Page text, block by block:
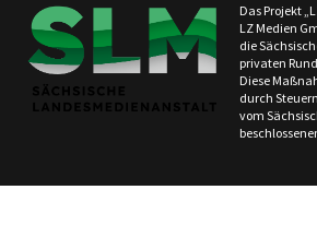
Das Projekt
LZ Medien
die
privaten
Diese
durch
vom